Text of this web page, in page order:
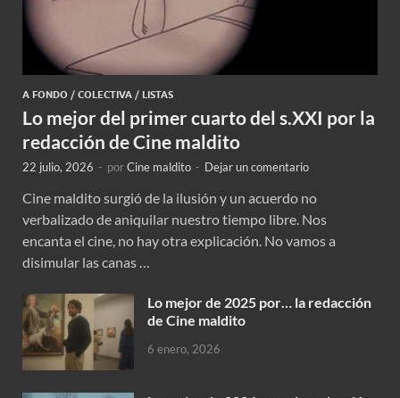
A FONDO / COLECTIVA / LISTAS
Lo mejor del primer cuarto del s.XXI por la
redacción de Cine maldito
22 julio, 2026 - porCine maldito - Dejar un comentario
Cine maldito surgió de la ilusión y un acuerdo no
verbalizado de aniquilar nuestro tiempo libre. Nos
encanta el cine, no hay otra explicación. No vamos a
disimular las canas …
Lo mejor de 2025 por… la redacción
de Cine maldito
6 enero, 2026